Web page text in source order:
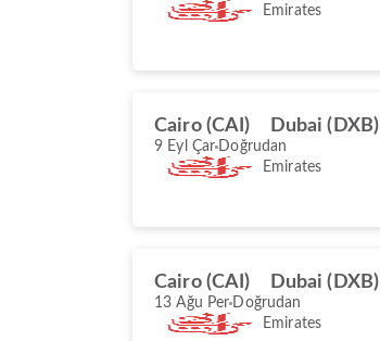
Emirates
Cairo (CAI) Dubai (DXB)
9 Eyl Çar Doğrudan
Emirates
Cairo (CAI) Dubai (DXB)
13 Ağu Per Doğrudan
Emirates